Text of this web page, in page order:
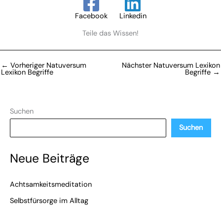
Facebook
Linkedin
Teile das Wissen!
← Vorheriger Natuversum
Lexikon Begriffe
Nächster Natuversum Lexikon
Begriffe →
Suchen
Suchen
Neue Beiträge
Achtsamkeitsmeditation
Selbstfürsorge im Alltag